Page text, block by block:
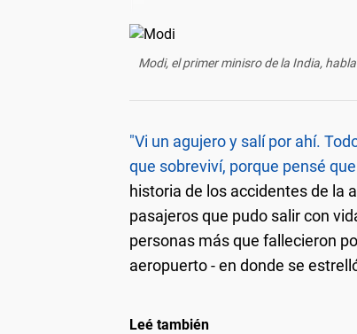
Modi, el primer minisro de la India,
"Vi un agujero y salí por ahí.
que sobreviví, porque pensé
historia de los accidentes de la
pasajeros que pudo salir con
personas más que fallecieron
aeropuerto - en donde se
Leé también